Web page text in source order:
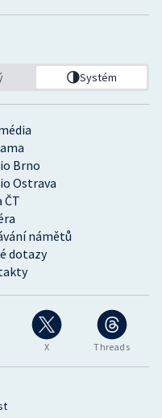
X Threads
Brno
Ostrava
ČT
námětů
dotazy
Systém